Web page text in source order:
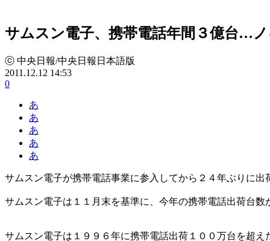
サムスン電子、携帯電話年間３億台…
ⓒ 中央日報/中央日報日本語版
2011.12.12 14:53
0
あ
あ
あ
あ
あ
サムスン電子が携帯電話事業に参入してから２４年ぶりに出
サムスン電子は１１月末を基準に、今年の携帯電話出荷台
サムスン電子は１９９６年に携帯電話出荷１００万台を超